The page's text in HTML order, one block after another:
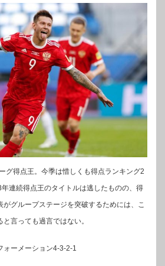
得点王。今季は惜しくも得点ランキング2
連続得点王のタイトルは逃したものの、得
がグループステージを突破するためには、こ
と言っても過言ではない。
ォーメーション4-3-2-1